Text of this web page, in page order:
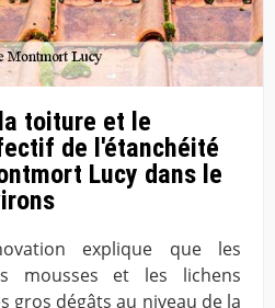
toiture et le
de l'étanchéité
Lucy dans le
explique que les
mousses et les lichens
gros dégâts au niveau de la